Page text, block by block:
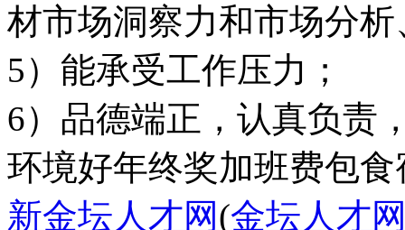
材市场洞察力和市场分
5）能承受工作压力；
6）品德端正，认真负责
环境好年终奖加班费包食
新金坛人才网(金坛人才